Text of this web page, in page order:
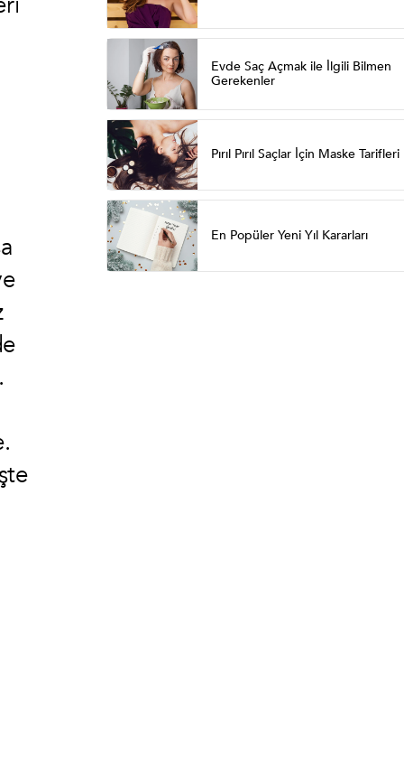
Evde Saç Açmak ile İlgili Bilmen
Gerekenler
Pırıl Pırıl Saçlar İçin Maske Tarifleri
En Popüler Yeni Yıl Kararları